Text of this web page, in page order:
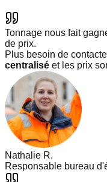
Tonnage nous fait
de prix.
Plus besoin de
centralisé et les prix
Nathalie R.
Responsable bureau